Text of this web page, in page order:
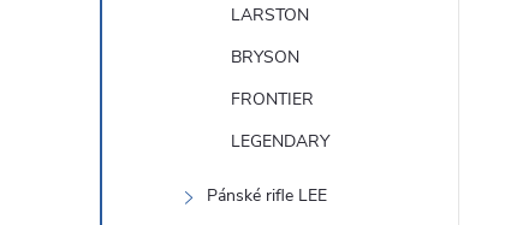
LARSTON
BRYSON
FRONTIER
LEGENDARY
Pánské rifle LEE